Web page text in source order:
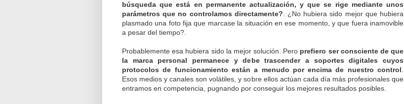
búsqueda que está en permanente actualización, y que se rige mediante unos
parámetros que no controlamos directamente? . ¿No hubiera sido mejor que hubiera
plasmado una foto fija que marcase la situación en ese momento, y que fuera inamovible
a pesar del tiempo?.
Probablemente esa hubiera sido la mejor solución. Pero prefiero ser consciente de que
la marca personal permanece y debe trascender a soportes digitales cuyos
protocolos de funcionamiento están a menudo por encima de nuestro control
Esos medios y canales son volátiles, y sobre ellos actúan cada día más profesionales que
entramos en competencia, pugnando por conseguir los mejores resultados posibles.